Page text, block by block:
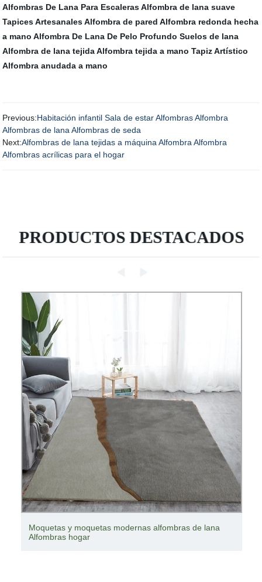
Alfombras De Lana Para Escaleras Alfombra de lana suave
Tapices Artesanales Alfombra de pared Alfombra redonda hecha
a mano Alfombra De Lana De Pelo Profundo Suelos de lana
Alfombra de lana tejida Alfombra tejida a mano Tapiz Artístico
Alfombra anudada a mano
Previous:Habitación infantil Sala de estar Alfombras Alfombra
Alfombras de lana Alfombras de seda
Next:Alfombras de lana tejidas a máquina Alfombra Alfombra
Alfombras acrílicas para el hogar
PRODUCTOS DESTACADOS
Moquetas y moquetas modernas alfombras de lana
Alfombras hogar